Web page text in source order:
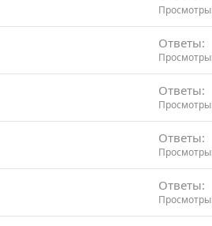
Просмотры
Ответы
Просмотры
Ответы
Просмотры
Ответы
Просмотры
Ответы
Просмотры